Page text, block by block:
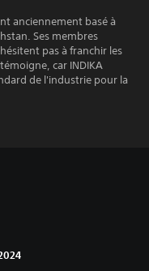
anciennement basé à
Ses membres
pas à franchir les
car INDIKA
de l'industrie pour la